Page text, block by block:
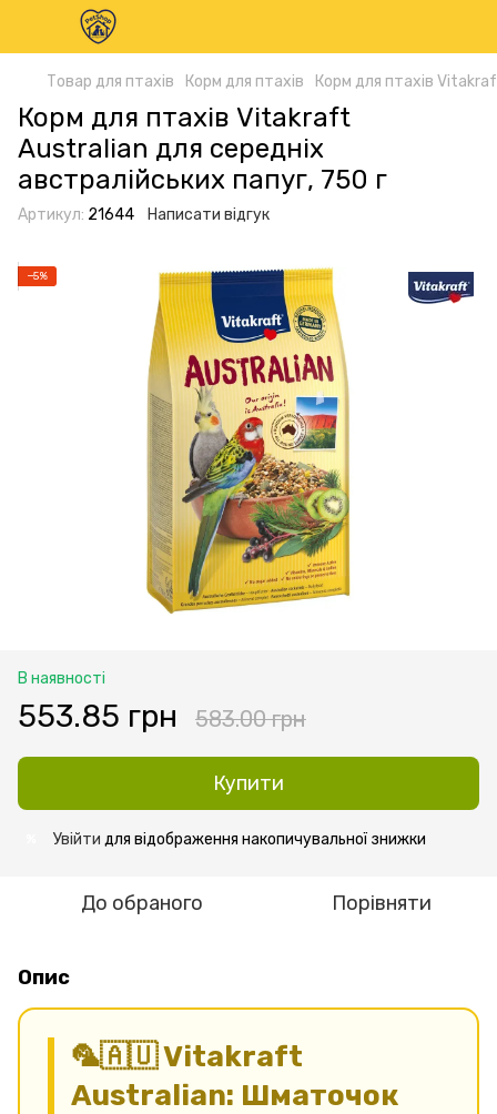
Товар для птахів Корм для птахів Корм для птахів
Корм для птахів Vitakraft
Australian для середніх
австралійських папуг, 750 г
Артикул: 21644 Написати відгук
−5%
В наявності
553.85 грн 583.00 грн
Купити
Увійти для відображення накопичувальної знижки
До обраного Порівняти
Опис
🦜🇦🇺 Vitakraft
Australian: Шматочок